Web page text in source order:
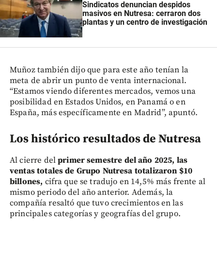
Sindicatos denuncian despidos
masivos en Nutresa: cerraron dos
plantas y un centro de investigación
Muñoz también dijo que para este año tenían la
meta de abrir un punto de venta internacional.
“Estamos viendo diferentes mercados, vemos una
posibilidad en Estados Unidos, en Panamá o en
España, más específicamente en Madrid”, apuntó.
Los histórico resultados de Nutresa
Al cierre delprimer semestre del año 2025, las
ventas totales de Grupo Nutresa totalizaron $10
billones, cifra que se tradujo en 14,5% más frente al
mismo periodo del año anterior. Además, la
compañía resaltó que tuvo crecimientos en las
principales categorías y geografías del grupo.